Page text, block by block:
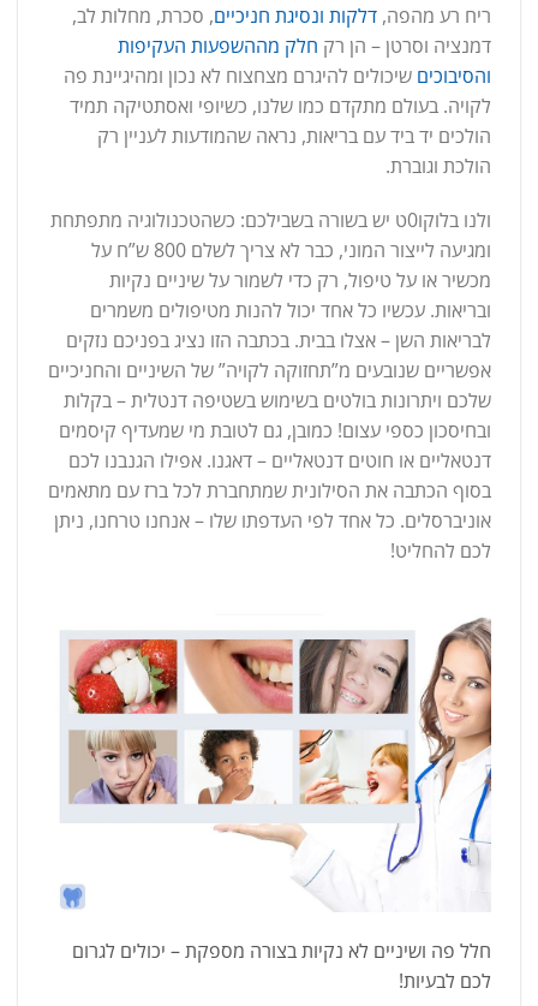
ריח רע מהפה, דלקות ונסיגת חניכיים, סכרת, מחלות לב,
דמנציה וסרטן – הן רק חלק מההשפעות העקיפות
והסיבוכים שיכולים להיגרם מצחצוח לא נכון ומהיגיינת פה
לקויה. בעולם מתקדם כמו שלנו, כשיופי ואסתטיקה תמיד
הולכים יד ביד עם בריאות, נראה שהמודעות לעניין רק
הולכת וגוברת.
ולנו בלוקו0ט יש בשורה בשבילכם: כשהטכנולוגיה מתפתחת
ומגיעה לייצור המוני, כבר לא צריך לשלם 800 ש”ח על
מכשיר או על טיפול, רק כדי לשמור על שיניים נקיות
ובריאות. עכשיו כל אחד יכול להנות מטיפולים משמרים
לבריאות השן – אצלו בבית. בכתבה הזו נציג בפניכם נזקים
אפשריים שנובעים מ”תחזוקה לקויה” של השיניים והחניכיים
שלכם ויתרונות בולטים בשימוש בשטיפה דנטלית – בקלות
ובחיסכון כספי עצום! כמובן, גם לטובת מי שמעדיף קיסמים
דנטאליים או חוטים דנטאליים – דאגנו. אפילו הגנבנו לכם
בסוף הכתבה את הסילונית שמתחברת לכל ברז עם מתאמים
אוניברסלים. כל אחד לפי העדפתו שלו – אנחנו טרחנו, ניתן
לכם להחליט!
חלל פה ושיניים לא נקיות בצורה מספקת – יכולים לגרום
לכם לבעיות!